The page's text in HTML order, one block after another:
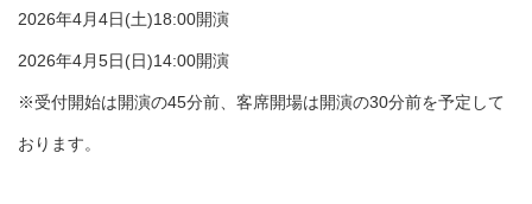
2026年4月4日(土)18:00開演
2026年4月5日(日)14:00開演
※受付開始は開演の45分前、客席開場は開演の30分前を予定して
おります。